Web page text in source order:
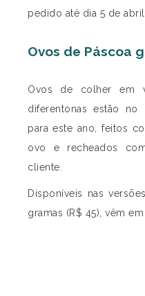
pedido até dia 5 de abril.
Ovos de Páscoa
Ovos de colher em
diferentonas estão
para este ano, feitos
ovo e recheados
cliente.
Disponíveis nas
gramas (R$ 45), vêm